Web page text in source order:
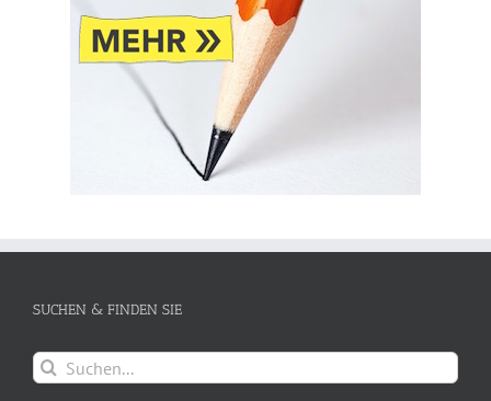
SUCHEN & FINDEN SIE
Suche
nach: